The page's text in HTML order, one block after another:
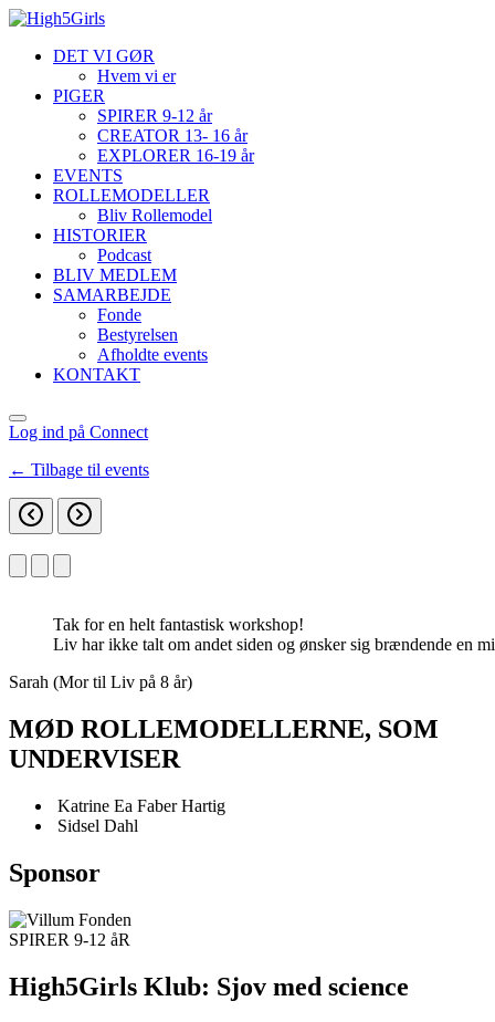
DET VI GØR
Hvem vi er
PIGER
SPIRER 9-12 år
CREATOR 13- 16 år
EXPLORER 16-19 år
EVENTS
ROLLEMODELLER
Bliv Rollemodel
HISTORIER
Podcast
BLIV MEDLEM
SAMARBEJDE
Fonde
Bestyrelsen
Afholdte events
KONTAKT
Log ind på Connect
← Tilbage til events
Tak for en helt fantastisk workshop!
Liv har ikke talt om andet siden og ønsker sig brændende en
Sarah (Mor til Liv på 8 år)
MØD ROLLEMODELLERNE, SOM
UNDERVISER
Katrine Ea Faber Hartig
Sidsel Dahl
Sponsor
SPIRER 9-12 åR
High5Girls Klub: Sjov med science